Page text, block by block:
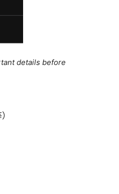
details before